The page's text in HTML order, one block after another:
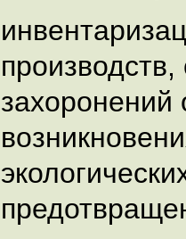
захоронений